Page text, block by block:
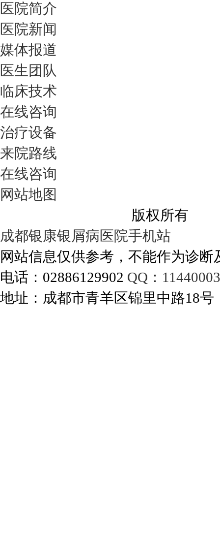
医院简介
医院新闻
媒体报道
医生团队
临床技术
在线咨询
治疗设备
来院路线
在线咨询
网站地图
版权所有
成都银康银屑病医院手机站
网站信息仅供参考，不能作为诊
电话：02886129902 QQ：
地址：成都市青羊区锦里中路18